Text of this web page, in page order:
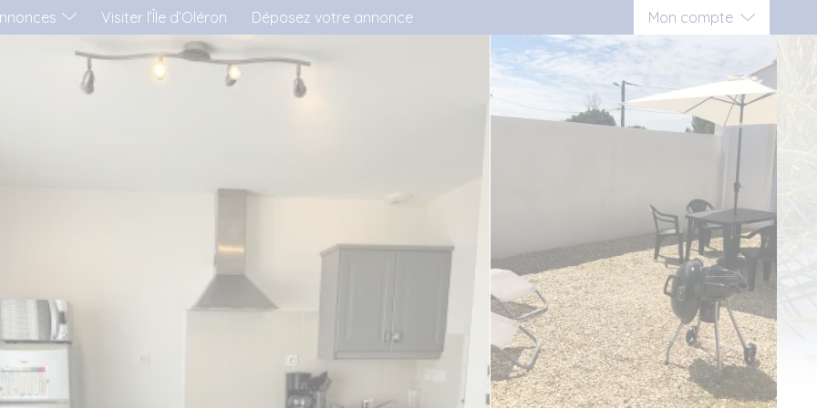
LOUER...
Visiter l’Île d’Oléron Déposez votre annonce Mon compte
Inscription vacancier
Inscription propriétaire